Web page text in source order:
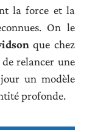
la force et la
On le
que chez
relancer une
un modèle
profonde.